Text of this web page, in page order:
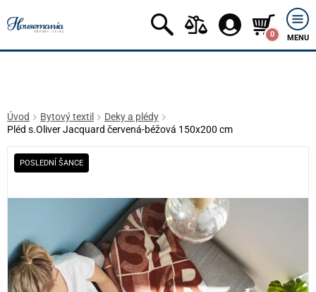
0 MENU
Úvod Bytový textil
Deky a plédy
Pléd s.Oliver Jacquard červená-béžová 150x200 cm
POSLEDNÍ ŠANCE